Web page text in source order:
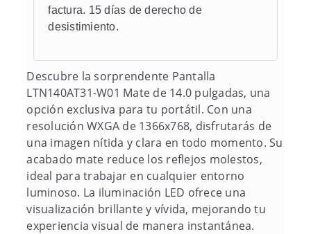
factura. 15 días de derecho de
desistimiento.
Descubre la sorprendente Pantalla
LTN140AT31-W01 Mate de 14.0 pulgadas, una
opción exclusiva para tu portátil. Con una
resolución WXGA de 1366x768, disfrutarás de
una imagen nítida y clara en todo momento. Su
acabado mate reduce los reflejos molestos,
ideal para trabajar en cualquier entorno
luminoso. La iluminación LED ofrece una
visualización brillante y vívida, mejorando tu
experiencia visual de manera instantánea.